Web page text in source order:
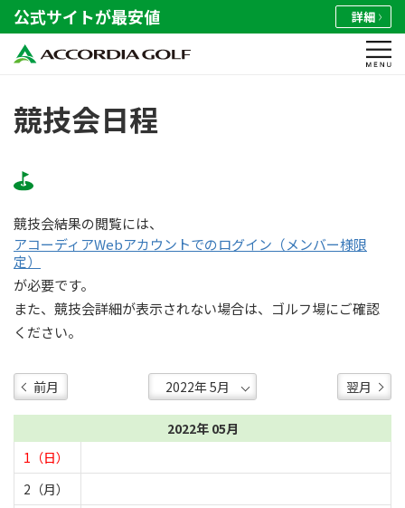
公式サイトが最安値 詳細
競技会日程
競技会結果の閲覧には、
アコーディアWebアカウントでのログイン（メンバー様限
定）
が必要です。
また、競技会詳細が表示されない場合は、ゴルフ場にご確認
ください。
前月 翌月
2022年 05月
1（日）
2（月）